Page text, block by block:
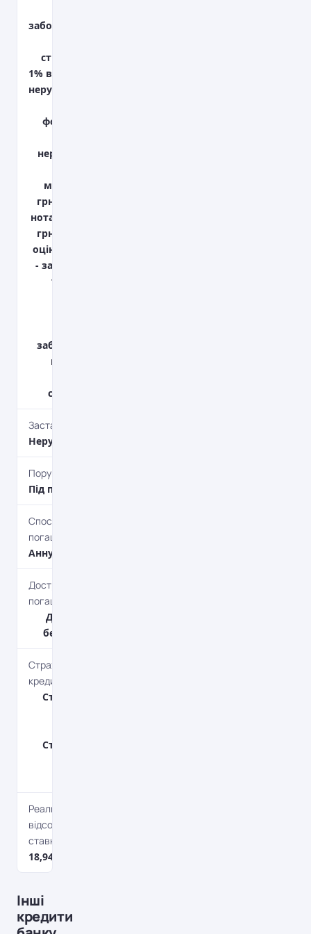
заборгованості
страхування;
1% від вартості
нерухомості - в
фонд; 1% від
нерухомості -
мито; 12 000
грн. - послуги
нотаріуса; 3500
грн. - послуги
оцінювача; 1%
- за відкриття
та ведення
забезпечення
кредиту за
споживача.
Застава
Нерухомість
Поруки
Під поруки
Спосіб
погашення
Aннуітет
Дострокове
погашення
Дострокове
без штрафів
Страхування
кредиту
Страхування
Страхування
Реальна
відсоткова
ставка
18,94-21,33%*
Інші
кредити